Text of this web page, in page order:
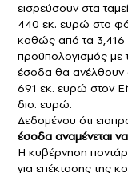
εισρεύσουν στα
440 εκ. ευρώ στο
καθώς από τα 3,416
προϋπολογισμός με
έσοδα θα ανέλθουν
691 εκ. ευρώ στον
δισ. ευρώ.
Δεδομένου ότι
έσοδα αναμένεται
Η κυβέρνηση
για επέκτασης της